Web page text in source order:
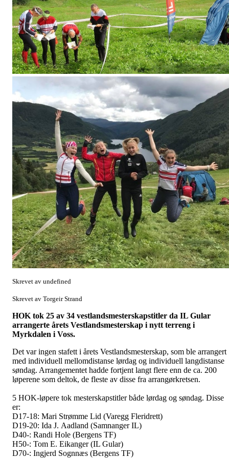
Skrevet av undefined
Skrevet av Torgeir Strand
HOK tok 25 av 34 vestlandsmesterskapstitler da IL Gular
arrangerte årets Vestlandsmesterskap i nytt terreng i
Myrkdalen i Voss.
Det var ingen stafett i årets Vestlandsmesterskap, som ble arrangert
med individuell mellomdistanse lørdag og individuell langdistanse
søndag. Arrangementet hadde fortjent langt flere enn de ca. 200
løperene som deltok, de fleste av disse fra arrangørkretsen.
5 HOK-løpere tok mesterskapstitler både lørdag og søndag. Disse
er:
D17-18: Mari Strømme Lid (Varegg Fleridrett)
D19-20: Ida J. Aadland (Samnanger IL)
D40-: Randi Hole (Bergens TF)
H50-: Tom E. Eikanger (IL Gular)
D70-: Ingjerd Sognnæs (Bergens TF)